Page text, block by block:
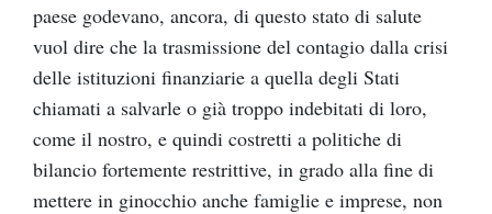
paese godevano, ancora, di questo stato di salute
vuol dire che la trasmissione del contagio dalla crisi
delle istituzioni finanziarie a quella degli Stati
chiamati a salvarle o già troppo indebitati di loro,
come il nostro, e quindi costretti a politiche di
bilancio fortemente restrittive, in grado alla fine di
mettere in ginocchio anche famiglie e imprese, non